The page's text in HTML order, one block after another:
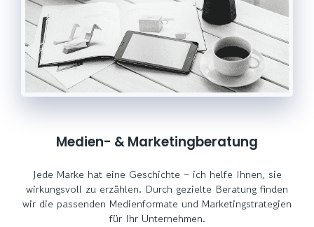
Medien- & Marketingberatung
Jede Marke hat eine Geschichte – ich helfe Ihnen, sie
wirkungsvoll zu erzählen. Durch gezielte Beratung finden
wir die passenden Medienformate und Marketingstrategien
für Ihr Unternehmen.